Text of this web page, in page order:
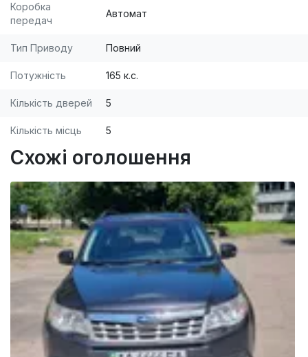
Коробка
передач
Автомат
Тип Приводу Повний
Потужність 165 к.с.
Кількість дверей 5
Кількість місць 5
Схожі оголошення